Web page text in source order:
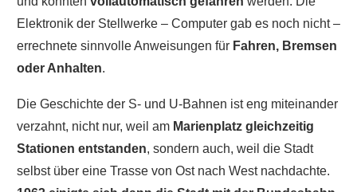
Elektronik der Stellwerke – Computer gab es noch nicht –
errechnete sinnvolle Anweisungen für Fahren, Bremsen
oder Anhalten.
Die Geschichte der S- und U-Bahnen ist eng miteinander
verzahnt, nicht nur, weil am Marienplatz gleichzeitig
Stationen entstanden, sondern auch, weil die Stadt
selbst über eine Trasse von Ost nach West nachdachte.